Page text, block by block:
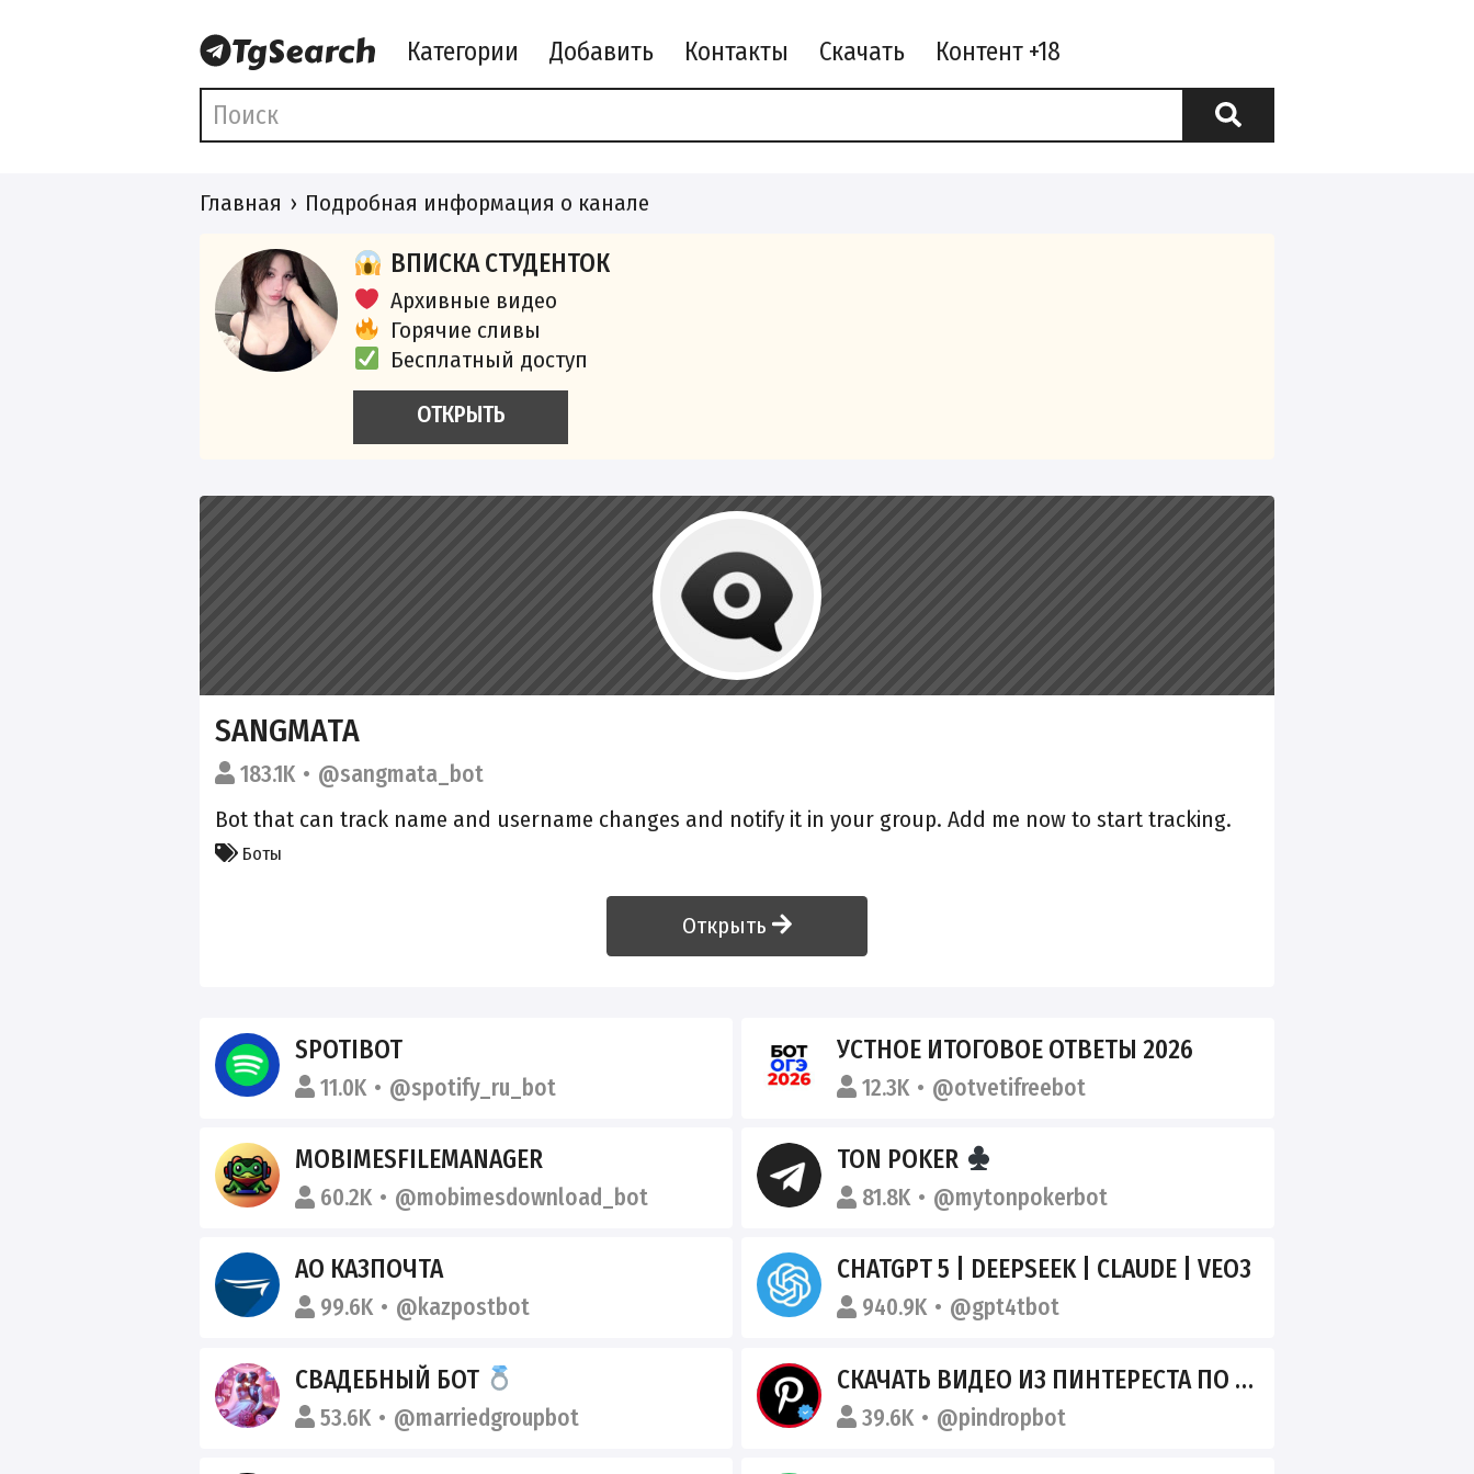
Категории Добавить Контакты Скачать
Главная Подробная информация о канале
ВПИСКА СТУДЕНТОК
Архивные видео
Горячие сливы
Бесплатный доступ
ОТКРЫТЬ
SANGMATA
183.1K
@sangmata_bot
Bot that can track name and username changes and notify it in your group. Add me now to start tracking.
Боты
Открыть
SPOTIBOT
11.0K @spotify_ru_bot
УСТНОЕ ИТОГОВОЕ ОТВЕТЫ 2026
12.3K @otvetifreebot
MOBIMESFILEMANAGER
60.2K @mobimesdownload_bot
TON POKER
81.8K @mytonpokerbot
АО КАЗПОЧТА
99.6K @kazpostbot
CHATGPT 5 | DEEPSEEK | CLAUDE | VEO3
940.9K @gpt4tbot
СВАДЕБНЫЙ БОТ
53.6K @marriedgroupbot
СКАЧАТЬ ВИДЕО ИЗ ПИНТЕРЕСТА ПО ССЫЛКЕ
39.6K @pindropbot